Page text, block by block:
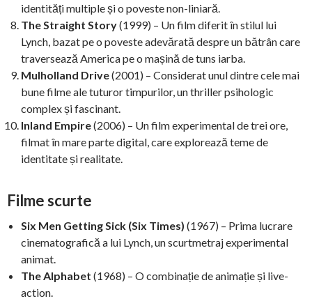
identități multiple și o poveste non-liniară.
The Straight Story(1999) – Un film diferit în stilul lui
Lynch, bazat pe o poveste adevărată despre un bătrân care
traversează America pe o mașină de tuns iarba.
Mulholland Drive(2001) – Considerat unul dintre cele mai
bune filme ale tuturor timpurilor, un thriller psihologic
complex și fascinant.
Inland Empire(2006) – Un film experimental de trei ore,
filmat în mare parte digital, care explorează teme de
identitate și realitate.
Filme scurte
Six Men Getting Sick (Six Times) (1967) – Prima lucrare
cinematografică a lui Lynch, un scurtmetraj experimental
animat.
The Alphabet (1968) – O combinație de animație și live-
action.